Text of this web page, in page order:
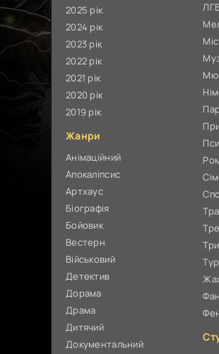
2025 рік
2024 рік
2023 рік
2022 рік
2021 рік
2020 рік
2019 рік
Жанри
Анімаційний
Апокаліпсис
Артхаус
Біографія
Бойовик
Вестерн
Військовий
Детектив
Дорама
Драма
Дитячий
Документальний